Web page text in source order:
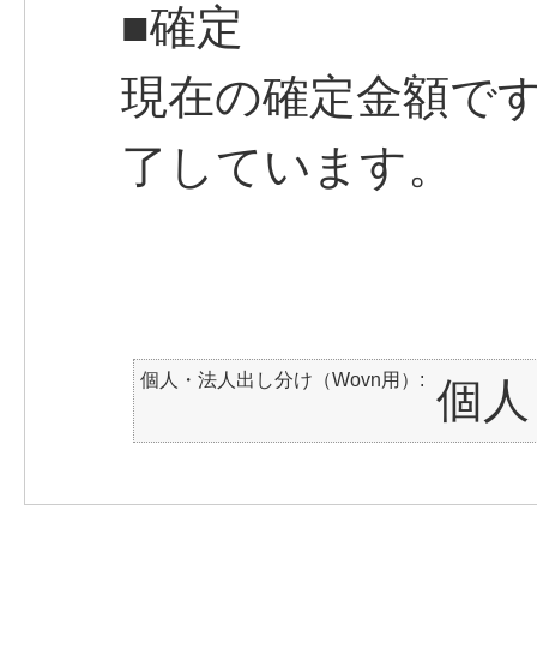
■確定
現在の確定金額で
了しています。
個人・法人出し分け（Wovn用） 個人